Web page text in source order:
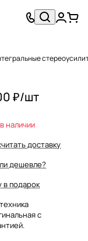
₽/шт
наличии
доставку
дешевле?
в подарок
с